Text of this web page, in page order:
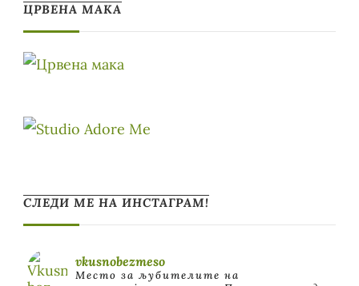
ЦРВЕНА МАКА
СЛЕДИ МЕ НА ИНСТАГРАМ!
vkusnobezmeso
Место за љубителите на